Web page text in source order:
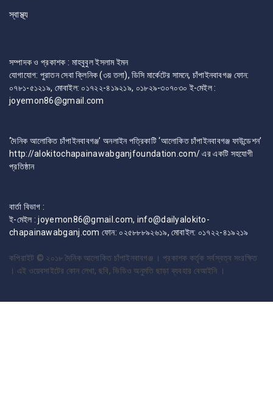
স্বাস্থ্য
সম্পাদক ও প্রকাশক : মাহবুবুল ইসলাম ইমন
যোগাযোগ: পুরাতন সেবা ক্লিনিক (৩য় তলা), ডিসি মার্কেটের সামনে, চাঁপাইনবাবগঞ্জ ফোন:
০৭৮১-৫১২১৯, মোবাইল: ০১৭২২-৪১৯২১৯, ০১৮২৯-৩০৭০৩০ ই-মেইল :
joyemon86@gmail.com
‘দৈনিক আলোকিত চাঁপাইনবাবগঞ্জ’ অনলাইন পত্রিকাটি ‘আলোকিত চাঁপাইনবাবগঞ্জ ফাউন্ডেশন’
http://alokitochapainawabganjfoundation.com/ এর একটি সহযোগী
প্রতিষ্ঠান
বার্তা বিভাগ :
ই-মেইল : joyemon86@gmail.com, info@dailyalokito-
chapainawabganj.com ফোন: ০২৫৮৮৮৯২৬১৯, মোবাইল: ০১৭২২-৪১৯২১৯
কপিরাইট © ২০১৮দৈনিক আলোকিত চাঁপাইনবাবগঞ্জ । প্রকাশক কর্তৃক সর্বস্বত্ব সংরক্ষিত
। এই ওয়েবসাইটের কোন লেখা, ছবি, ভিডিও অনুমতি ছাড়া ব্যবহার বেআইনি ।